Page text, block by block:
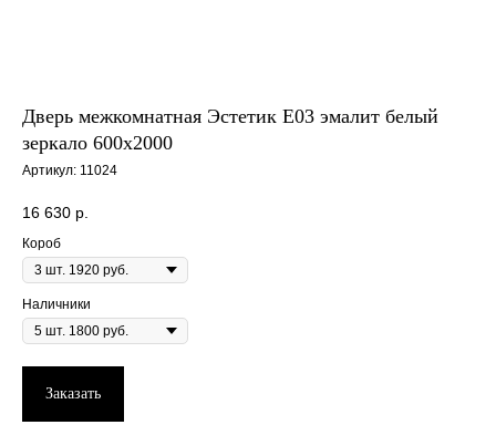
Дверь межкомнатная Эстетик E03 эмалит белый
зеркало 600х2000
Артикул: 11024
16 630 р.
Короб
Наличники
Заказать